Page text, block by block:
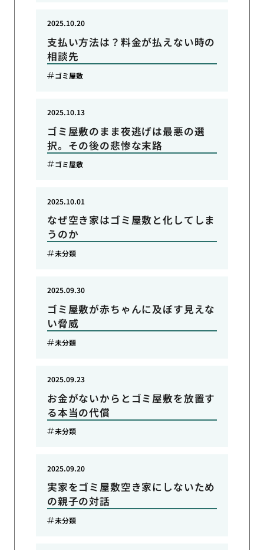
支払い方法は？料金が払えない時の
相談先
2025.10.20
ゴミ屋敷
ゴミ屋敷のまま夜逃げは最悪の選
択。その後の悲惨な末路
2025.10.13
ゴミ屋敷
なぜ空き家はゴミ屋敷と化してしま
うのか
2025.10.01
未分類
ゴミ屋敷が赤ちゃんに及ぼす見えな
い脅威
2025.09.30
未分類
お金がないからとゴミ屋敷を放置す
る本当の代償
2025.09.23
未分類
実家をゴミ屋敷空き家にしないため
の親子の対話
2025.09.20
未分類